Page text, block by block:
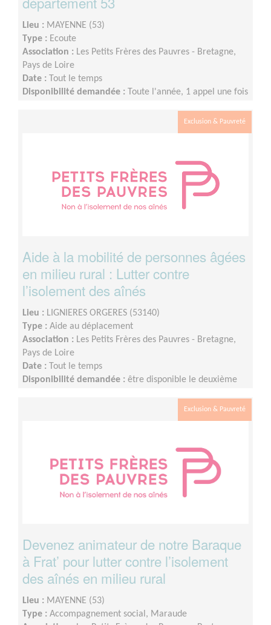
Lieu : MAYENNE (53)
Type : Ecoute
Association : Les Petits Frères des Pauvres - Bretagne,
Pays de Loire
Date : Tout le temps
Disponibilité demandée : Toute l'année, 1 appel une fois
temps de supervision trimestriel et 1 rencontre en
Exclusion & Pauvreté
Aide à la mobilité de personnes âgées
en milieu rural : Lutter contre
l’isolement des aînés
Lieu : LIGNIERES ORGERES (53140)
Type : Aide au déplacement
Association : Les Petits Frères des Pauvres - Bretagne,
Pays de Loire
Date : Tout le temps
Disponibilité demandée : être disponible le deuxième
Exclusion & Pauvreté
Devenez animateur de notre Baraque
à Frat’ pour lutter contre l’isolement
des aînés en milieu rural
Lieu : MAYENNE (53)
Type : Accompagnement social, Maraude